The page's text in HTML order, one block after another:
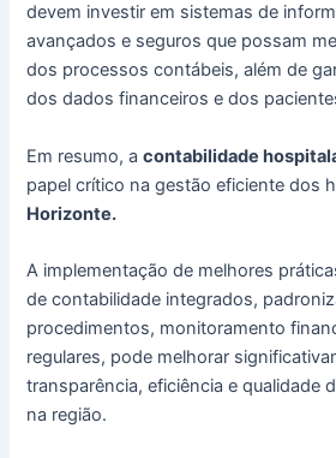
devem investir em sistemas de
avançados e seguros que possam
dos processos contábeis, além de
dos dados financeiros e dos
Em resumo, acontabilidade
papel crítico na gestão eficiente dos
Horizonte.
A implementação de melhores
de contabilidade integrados,
procedimentos, monitoramento
regulares, pode melhorar
transparência, eficiência e qualidade
na região.